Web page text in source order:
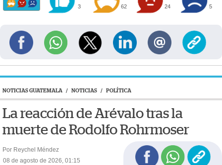
3 62 24 5
NOTICIAS GUATEMALA / NOTICIAS / POLÍTICA
La reacción de Arévalo tras la
muerte de Rodolfo Rohrmoser
Por Reychel Méndez
08 de agosto de 2026, 01:15